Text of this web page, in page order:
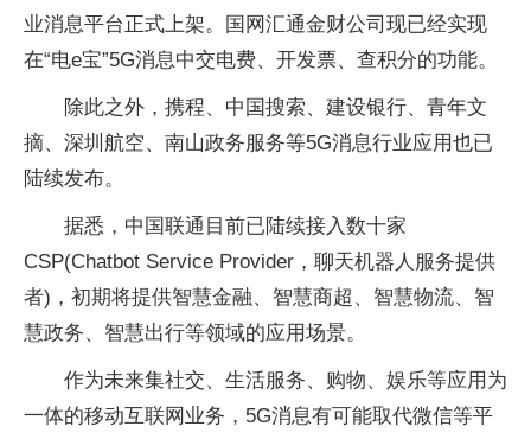
业消息平台正式上架。国网汇通金财公司现已经实现
在“电e宝”5G消息中交电费、开发票、查积分的功能。
除此之外，携程、中国搜索、建设银行、青年文
摘、深圳航空、南山政务服务等5G消息行业应用也已
陆续发布。
据悉，中国联通目前已陆续接入数十家
CSP(Chatbot Service Provider，聊天机器人服务提供
者)，初期将提供智慧金融、智慧商超、智慧物流、智
慧政务、智慧出行等领域的应用场景。
作为未来集社交、生活服务、购物、娱乐等应用为
一体的移动互联网业务，5G消息有可能取代微信等平